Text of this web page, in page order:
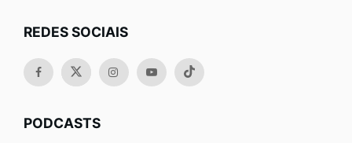
REDES SOCIAIS
PODCASTS